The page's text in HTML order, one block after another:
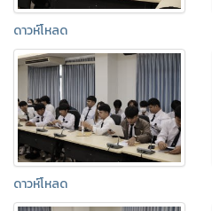
ดาวห์โหลด
ดาวห์โหลด